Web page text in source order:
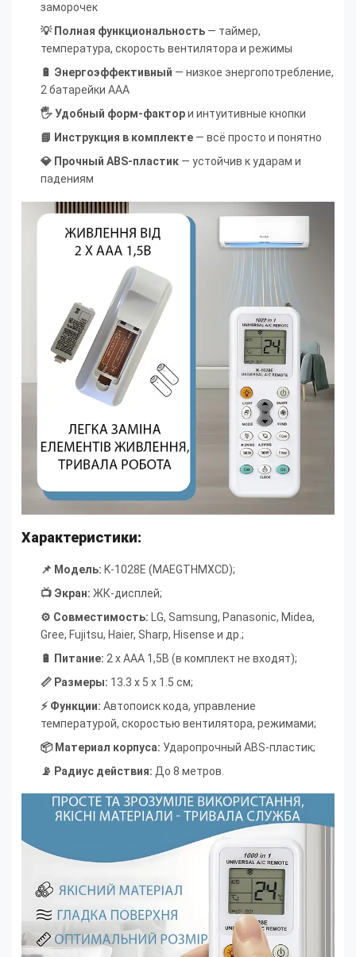
заморочек
💡 Полная функциональность — таймер,
температура, скорость вентилятора и режимы
🔋 Энергоэффективный — низкое энергопотребление,
2 батарейки ААА
🖐️ Удобный форм-фактори интуитивные кнопки
📘 Инструкция в комплекте — всё просто и понятно
💎 Прочный ABS-пластик — устойчив к ударам и
падениям
Характеристики:
📌 Модель: K-1028E (MAEGTHMXCD);
📺 Экран: ЖК-дисплей;
⚙️ Совместимость: LG, Samsung, Panasonic, Midea,
Gree, Fujitsu, Haier, Sharp, Hisense и др. ;
🔋 Питание: 2 х AAA 1,5В (в комплект не входят);
📏 Размеры: 13.3 х 5 х 1.5 см;
⚡ Функции: Автопоиск кода, управление
температурой, скоростью вентилятора, режимами;
📦 Материал корпуса: Ударопрочный ABS-пластик;
📡 Радиус действия: До 8 метров.